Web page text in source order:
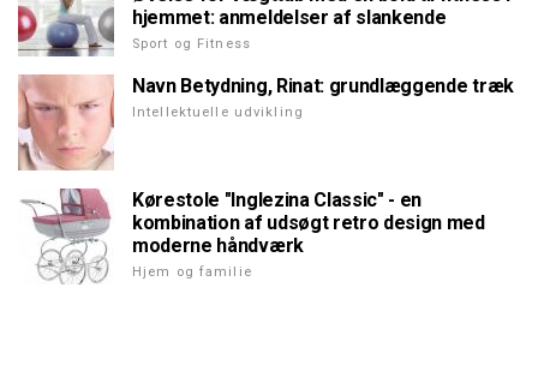
hjemmet: anmeldelser af slankende
Sport og Fitness
Navn Betydning, Rinat: grundlæggende træk
Intellektuelle udvikling
Kørestole "Inglezina Classic" - en
kombination af udsøgt retro design med
moderne håndværk
Hjem og familie